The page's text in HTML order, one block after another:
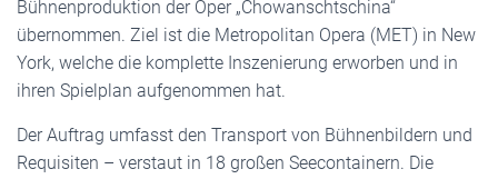
Bühnenproduktion der Oper „Chowanschtschina“
übernommen. Ziel ist die Metropolitan Opera (MET) in New
York, welche die komplette Inszenierung erworben und in
ihren Spielplan aufgenommen hat.
Der Auftrag umfasst den Transport von Bühnenbildern und
Requisiten – verstaut in 18 großen Seecontainern. Die